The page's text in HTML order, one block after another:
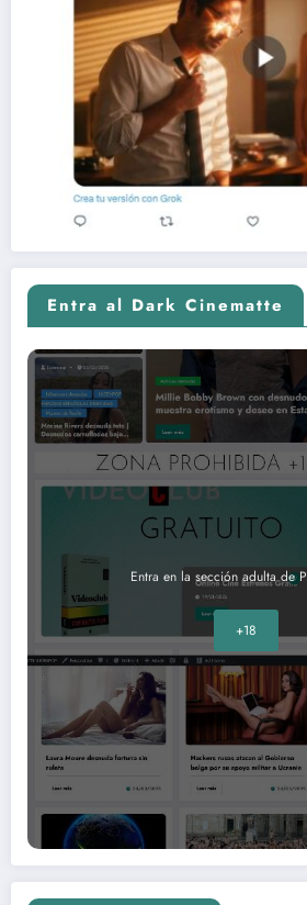
Entra al Dark Cinematte
Entra en la sección adulta de
+18